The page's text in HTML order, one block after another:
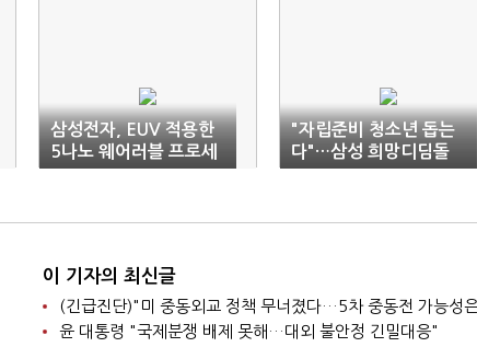
삼성전자, EUV 적용한
5나노 웨어러블 프로세
서 출시
"자립준비 청소년 돕는
다"…삼성 희망디딤돌
전북센터 개소
이 기자의 최신글
윤 대통령 "국제분쟁 배제 못해…대외 불안정 긴밀대응"